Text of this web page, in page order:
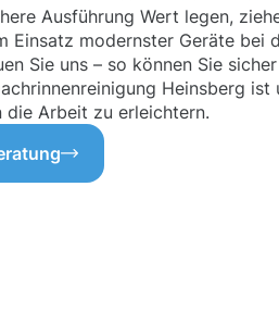
Ausführung Wert legen,
Einsatz modernster Geräte bei
Sie uns – so können Sie
Heinsberg
die Arbeit zu erleichtern.